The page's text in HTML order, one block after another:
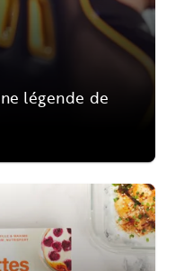
légende de